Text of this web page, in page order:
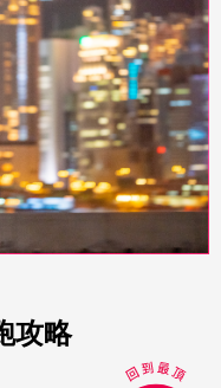
攻略